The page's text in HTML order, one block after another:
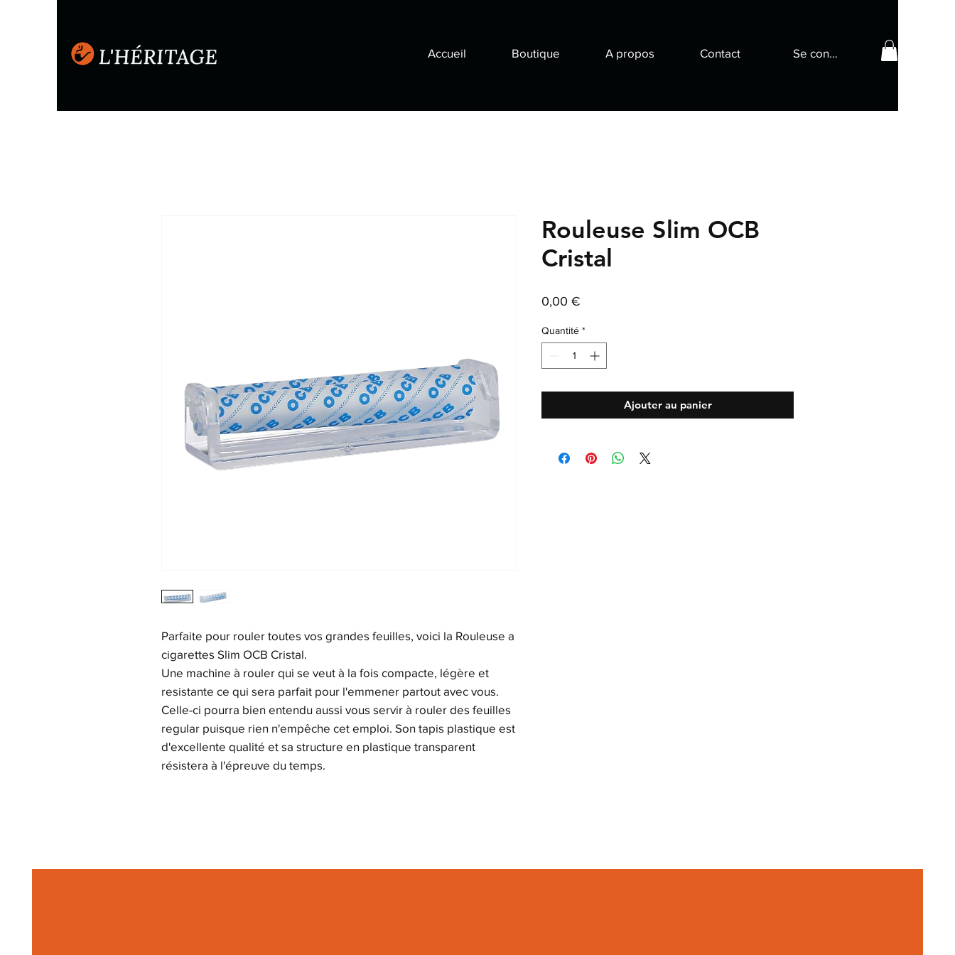
Accueil Boutique A propos Contact Se connecter
Parfaite pour rouler toutes vos grandes feuilles, voici la Rouleuse a
cigarettes Slim OCB Cristal.
Une machine à rouler qui se veut à la fois compacte, légère et
resistante ce qui sera parfait pour l'emmener partout avec vous.
Celle-ci pourra bien entendu aussi vous servir à rouler des feuilles
regular puisque rien n'empêche cet emploi. Son tapis plastique est
d'excellente qualité et sa structure en plastique transparent
résistera à l'épreuve du temps.
Rouleuse Slim OCB
Cristal
0,00 €
Quantité *
Ajouter au panier